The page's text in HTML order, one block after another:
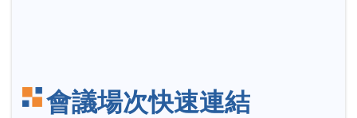
會議場次快速連結